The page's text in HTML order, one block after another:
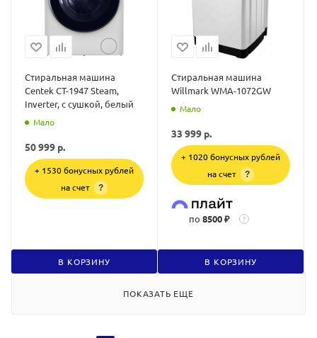
Стиральная машина
Centek CT-1947 Steam,
Inverter, с сушкой, белый
Мало
50 999 р.
+ 1530 бонусных рублей
на счет
?
В КОРЗИНУ
Стиральная машина
Willmark WMA-1072GW
Мало
33 999 р.
+ 1020 бонусных рублей
на счет
?
по 8500 ₽ ?
В КОРЗИНУ
ПОКАЗАТЬ ЕЩЕ